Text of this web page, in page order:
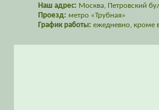
Наш адрес: Москва, Петровский
Проезд: метро «Трубная»
График работы: ежедневно, кроме